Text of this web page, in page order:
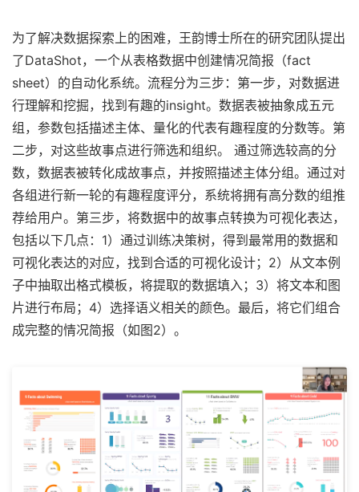
为了解决数据探索上的困难，王韵博士所在的研究团队提出
了DataShot，一个从表格数据中创建情况简报（fact
sheet）的自动化系统。流程分为三步：第一步，对数据进
行理解和挖掘，找到有趣的insight。数据表被抽象成五元
组，参数包括描述主体、量化的代表有趣程度的分数等。第
二步，对这些故事点进行筛选和组织。 通过筛选较高的分
数，数据表被转化成故事点，并按照描述主体分组。通过对
各组进行新一轮的有趣程度评分，系统将拥有高分数的组推
荐给用户。第三步，将数据中的故事点转换为可视化表达，
包括以下几点：1）通过训练决策树，得到最常用的数据和
可视化表达的对应，找到合适的可视化设计；2）从文本例
子中抽取出格式模板，将提取的数据填入；3）将文本和图
片进行布局；4）选择语义相关的颜色。最后，将它们组合
成完整的情况简报（如图2）。